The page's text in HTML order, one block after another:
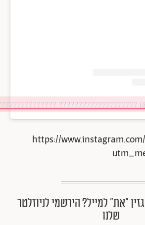
????????????????????
https://www.instagram.com/
״את״ למייל? הירשמי לניוזלטר
שלנו